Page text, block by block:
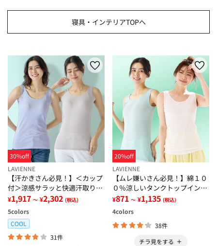
寝具・インテリアTOPへ
30%off
LAVIENNE
【汗かきさん必見！】＜カップ
付＞涼感サラッと快適汗取りタ
ンクトップインナー＜さらりラ
ボ＞
¥1,917 ～ ¥2,302 (税込)
5colors
COOL
31件
20%off
LAVIENNE
【ムレ嫌いさん必見！】綿１０
０％涼しいタンクトップインナ
ー＜さらりラボ＞
¥871 ～ ¥1,135 (税込)
4colors
38件
チラ見をする